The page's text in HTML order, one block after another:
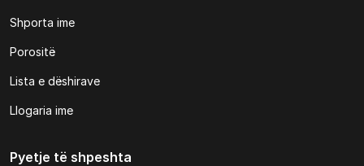
Shporta ime
Porositë
Lista e dëshirave
Llogaria ime
Pyetje të shpeshta